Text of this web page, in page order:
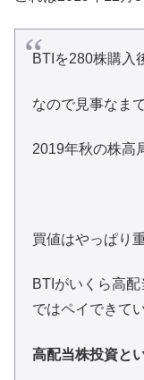
BTIを280株購入
なので見事なま
2019年秋の株高
買値はやっぱり
BTIがいくら高
ではペイできて
高配当株投資と